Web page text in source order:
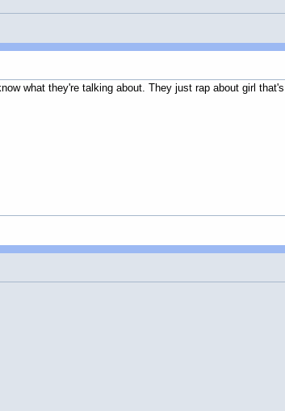
what they're talking about. They just rap about girl